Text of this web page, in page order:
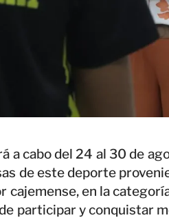
a cabo del 24 al 30 de
de este deporte
en la
participar y conquistar